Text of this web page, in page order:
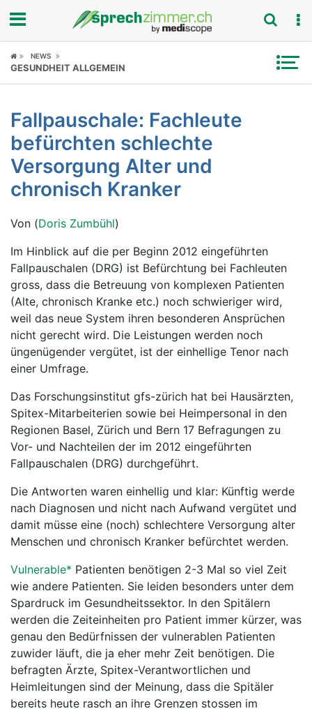
Fokus
Symptome
Untersuchungen
News
Ratgeber
Rubriken
NEWS
GESUNDHEIT ALLGEMEIN
Fallpauschale: Fachleute
befürchten schlechte
Versorgung Alter und
chronisch Kranker
Von (Doris Zumbühl)
Im Hinblick auf die per Beginn 2012 eingeführten
Fallpauschalen (DRG) ist Befürchtung bei Fachleuten
gross, dass die Betreuung von komplexen Patienten
(Alte, chronisch Kranke etc.) noch schwieriger wird,
weil das neue System ihren besonderen Ansprüchen
nicht gerecht wird. Die Leistungen werden noch
üngenügender vergütet, ist der einhellige Tenor nach
einer Umfrage.
Das Forschungsinstitut gfs-zürich hat bei Hausärzten,
Spitex-Mitarbeiterien sowie bei Heimpersonal in den
Regionen Basel, Zürich und Bern 17 Befragungen zu
Vor- und Nachteilen der im 2012 eingeführten
Fallpauschalen (DRG) durchgeführt.
Die Antworten waren einhellig und klar: Künftig werde
nach Diagnosen und nicht nach Aufwand vergütet und
damit müsse eine (noch) schlechtere Versorgung alter
Menschen und chronisch Kranker befürchtet werden.
Vulnerable* Patienten benötigen 2-3 Mal so viel Zeit
wie andere Patienten. Sie leiden besonders unter dem
Spardruck im Gesundheitssektor. In den Spitälern
werden die Zeiteinheiten pro Patient immer kürzer, was
genau den Bedürfnissen der vulnerablen Patienten
zuwider läuft, die ja eher mehr Zeit benötigen. Die
befragten Ärzte, Spitex-Verantwortlichen und
Heimleitungen sind der Meinung, dass die Spitäler
bereits heute rasch an ihre Grenzen stossen im